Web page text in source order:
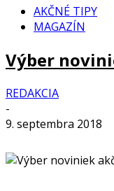
AKČNÉ TIPY
MAGAZÍN
Výber
REDAKCIA
-
9. septembra 2018